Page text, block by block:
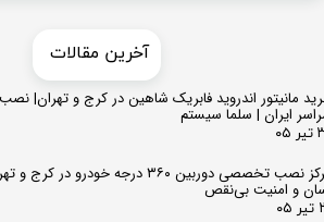
مانیتور اندروید فابریک شاهین در کرج و تهران|
ایران | سلما سیستم
مرکز نصب تخصصی دوربین ۳۶۰ درجه
و امنیت بی‌نقص
​​آخرین مقالات